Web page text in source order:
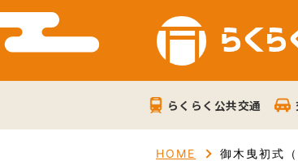
らくらく公共交通
HOME 御木曳初式